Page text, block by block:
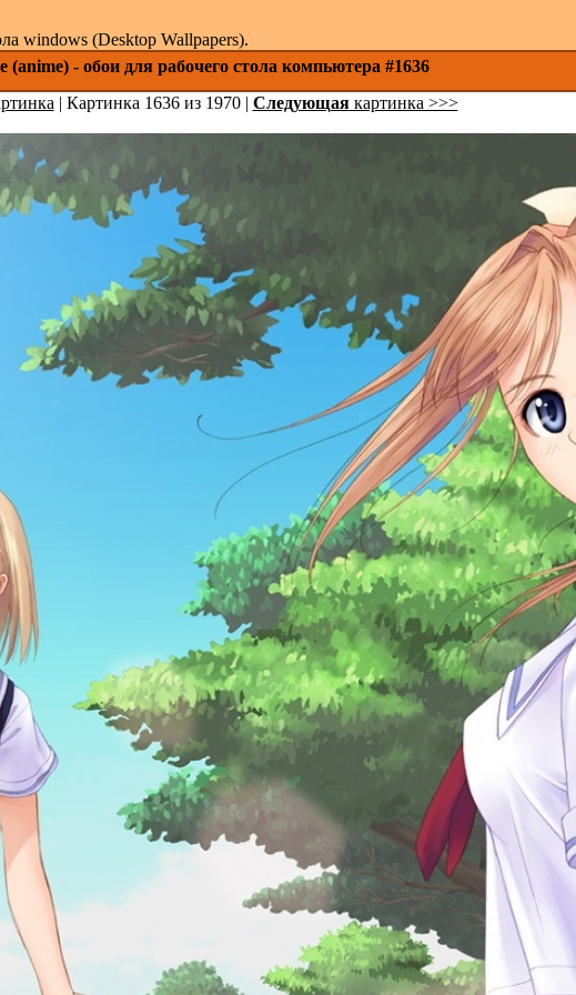
windows (Desktop Wallpapers).
- обои для рабочего стола компьютера #1636
| Картинка 1636 из 1970 | Следующаякартинка >>>